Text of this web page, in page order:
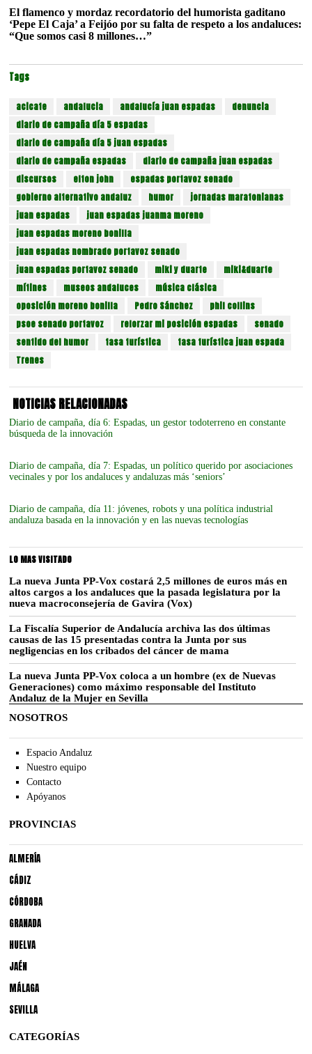
El flamenco y mordaz recordatorio del humorista gaditano
‘Pepe El Caja’ a Feijóo por su falta de respeto a los andaluces:
“Que somos casi 8 millones…”
Tags
acicate andalucia andalucía juan espadas
denuncia
diario de campaña día 5 espadas
diario de campaña día 5 juan espadas
diario de campaña espadas
diario de campaña juan espadas
discursos
elton john
espadas portavoz senado
gobierno alternativo andaluz
humor
jornadas maratonianas
juan espadas
juan espadas juanma moreno
juan espadas moreno bonilla
juan espadas nombrado portavoz senado
juan espadas portavoz senado
miki y duarte
miki&duarte
mítines
museos andaluces
música clásica
oposición moreno bonilla
Pedro Sánchez
phil collins
psoe senado portavoz
reforzar mi posición espadas
senado
sentido del humor
tasa turística
tasa turística juan espada
Trenes
NOTICIAS RELACIONADAS
Diario de campaña, día 6: Espadas, un gestor todoterreno en constante
búsqueda de la innovación
Diario de campaña, día 7: Espadas, un político querido por asociaciones
vecinales y por los andaluces y andaluzas más ‘seniors’
Diario de campaña, día 11: jóvenes, robots y una política industrial
andaluza basada en la innovación y en las nuevas tecnologías
LO MAS VISITADO
La nueva Junta PP-Vox costará 2,5 millones de euros más en
altos cargos a los andaluces que la pasada legislatura por la
nueva macroconsejería de Gavira (Vox)
La Fiscalía Superior de Andalucía archiva las dos últimas
causas de las 15 presentadas contra la Junta por sus
negligencias en los cribados del cáncer de mama
La nueva Junta PP-Vox coloca a un hombre (ex de Nuevas
Generaciones) como máximo responsable del Instituto
Andaluz de la Mujer en Sevilla
NOSOTROS
Espacio Andaluz
Nuestro equipo
Contacto
Apóyanos
PROVINCIAS
ALMERÍA
CÁDIZ
CÓRDOBA
GRANADA
HUELVA
JAÉN
MÁLAGA
SEVILLA
CATEGORÍAS